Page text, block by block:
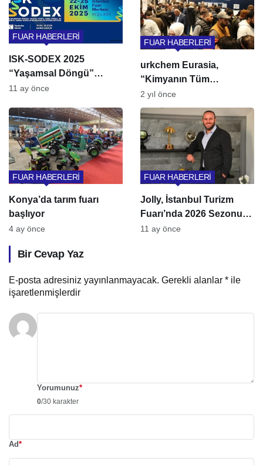
ISK-SODEX 2025
“Yaşamsal Döngü”
Temasıyla İstanbul’da
FUAR HABERLERİ
11 ay önce
urkchem Eurasia,
“Kimyanın Tüm
Yönleriyle Buluşma
Noktası” mottosuyla 10.
kez organize edilecek.
FUAR HABERLERİ
2 yıl önce
Konya’da tarım fuarı
başlıyor
FUAR HABERLERİ
4 ay önce
Jolly, İstanbul Turizm
Fuarı’nda 2026 Sezonunu
Tanıtacak
FUAR HABERLERİ
11 ay önce
Bir Cevap Yaz
E-posta adresiniz yayınlanmayacak. Gerekli alanlar * ile
işaretlenmişlerdir
Yorumunuz*
0/30 karakter
Ad*